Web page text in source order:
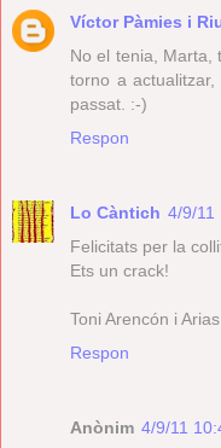
Víctor Pàmies i
No el tenia, Marta,
torno a
passat. :-)
Respon
Lo Càntich 4/9/11
Felicitats per la
Ets un crack!
Toni Arencón i Arias
Respon
Anònim 4/9/11